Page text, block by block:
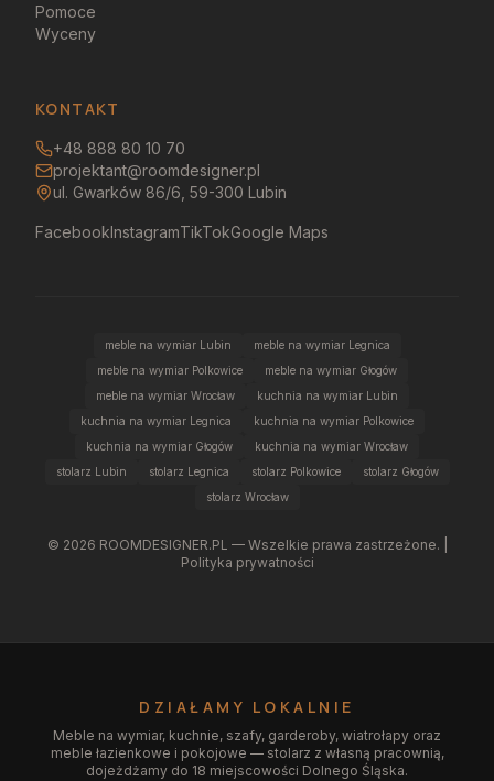
Pomoce
Wyceny
KONTAKT
+48 888 80 10 70
projektant@roomdesigner.pl
ul. Gwarków 86/6, 59-300 Lubin
FacebookInstagramTikTokGoogle Maps
meble na wymiar Lubin
meble na wymiar Legnica
meble na wymiar Polkowice
meble na wymiar Głogów
meble na wymiar Wrocław
kuchnia na wymiar Lubin
kuchnia na wymiar Legnica
kuchnia na wymiar Polkowice
kuchnia na wymiar Głogów
kuchnia na wymiar Wrocław
stolarz Lubin
stolarz Legnica stolarz Polkowice
stolarz Głogów
stolarz Wrocław
© 2026 ROOMDESIGNER.PL — Wszelkie prawa zastrzeżone. |
Polityka prywatności
DZIAŁAMY LOKALNIE
Meble na wymiar, kuchnie, szafy, garderoby, wiatrołapy oraz
meble łazienkowe i pokojowe — stolarz z własną pracownią,
dojeżdżamy do 18 miejscowości Dolnego Śląska.